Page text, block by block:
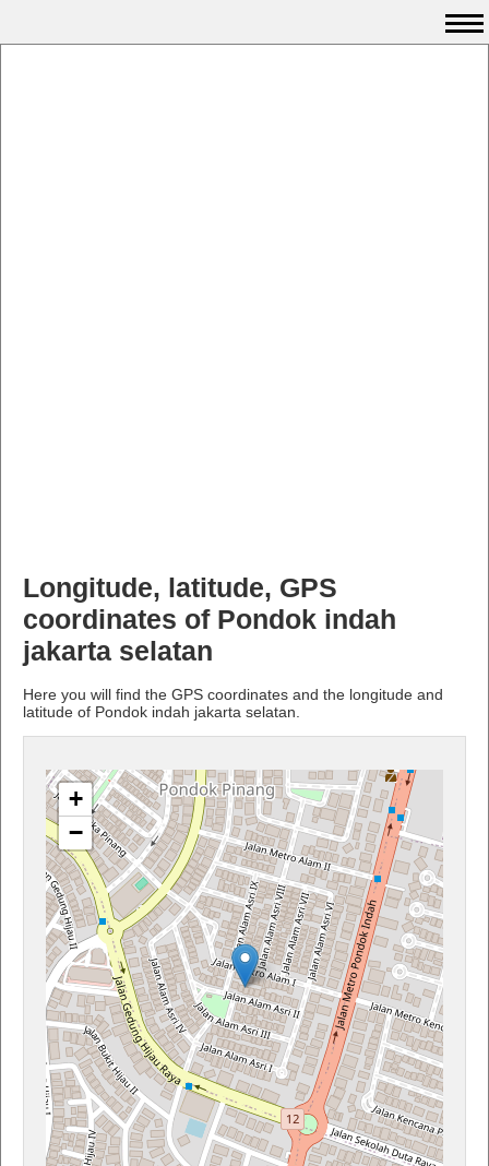
Longitude, latitude, GPS
coordinates of Pondok indah
jakarta selatan
Here you will find the GPS coordinates and the longitude and
latitude of Pondok indah jakarta selatan.
+
−